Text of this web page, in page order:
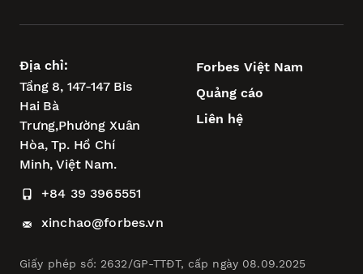
Địa chỉ:
Tầng 8, 147-147 Bis
Hai Bà
Trưng,Phường Xuân
Hòa,Tp. Hồ Chí
Minh, Việt Nam.
+84 39 3965551
xinchao@forbes.vn
Forbes Việt Nam
Quảng cáo
Liên hệ
Giấy phép số: 2632/GP-TTĐT, cấp ngày 08.09.2025